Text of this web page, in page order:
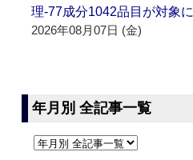
理‐77成分1042品目が対象に
2026年08月07日 (金)
年月別 全記事一覧